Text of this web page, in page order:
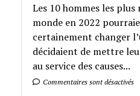
Les 10 hommes les plus
monde en 2022
certainement changer
décidaient de mettre
au service des causes...
Commentaires sont désactivés